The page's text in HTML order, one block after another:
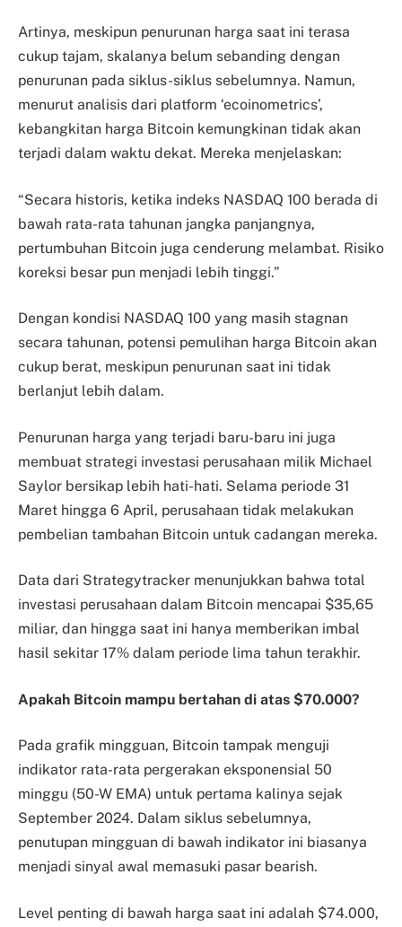
Artinya, meskipun penurunan harga saat ini terasa
cukup tajam, skalanya belum sebanding dengan
penurunan pada siklus-siklus sebelumnya. Namun,
menurut analisis dari platform ‘ecoinometrics’,
kebangkitan harga Bitcoin kemungkinan tidak akan
terjadi dalam waktu dekat. Mereka menjelaskan:
“Secara historis, ketika indeks NASDAQ 100 berada di
bawah rata-rata tahunan jangka panjangnya,
pertumbuhan Bitcoin juga cenderung melambat. Risiko
koreksi besar pun menjadi lebih tinggi.”
Dengan kondisi NASDAQ 100 yang masih stagnan
secara tahunan, potensi pemulihan harga Bitcoin akan
cukup berat, meskipun penurunan saat ini tidak
berlanjut lebih dalam.
Penurunan harga yang terjadi baru-baru ini juga
membuat strategi investasi perusahaan milik Michael
Saylor bersikap lebih hati-hati. Selama periode 31
Maret hingga 6 April, perusahaan tidak melakukan
pembelian tambahan Bitcoin untuk cadangan mereka.
Data dari Strategytracker menunjukkan bahwa total
investasi perusahaan dalam Bitcoin mencapai $35,65
miliar, dan hingga saat ini hanya memberikan imbal
hasil sekitar 17% dalam periode lima tahun terakhir.
Apakah Bitcoin mampu bertahan di atas $70.000?
Pada grafik mingguan, Bitcoin tampak menguji
indikator rata-rata pergerakan eksponensial 50
minggu (50-W EMA) untuk pertama kalinya sejak
September 2024. Dalam siklus sebelumnya,
penutupan mingguan di bawah indikator ini biasanya
menjadi sinyal awal memasuki pasar bearish.
Level penting di bawah harga saat ini adalah $74.000,